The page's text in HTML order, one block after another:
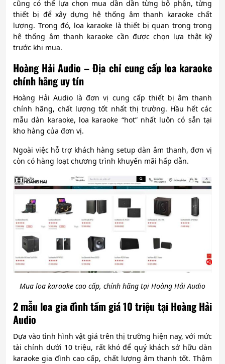
cũng có thể lựa chọn mua dần dần từng bộ phận, từng
thiết bị để xây dựng hệ thống âm thanh karaoke chất
lượng. Trong đó, loa karaoke là thiết bị quan trọng trong
hệ thống âm thanh karaoke cần được chọn lựa thật kỹ
trước khi mua.
Hoàng Hải Audio – Địa chỉ cung cấp loa karaoke
chính hãng uy tín
Hoàng Hải Audio là đơn vị cung cấp thiết bị âm thanh
chính hãng, chất lượng tốt nhất thị trường. Hầu hết các
mẫu dàn karaoke, loa karaoke “hot” nhất luôn có sẵn tại
kho hàng của đơn vị.
Ngoài việc hỗ trợ khách hàng setup dàn âm thanh, đơn vị
còn có hàng loạt chương trình khuyến mãi hấp dẫn.
Mua loa karaoke cao cấp, chính hãng tại Hoàng Hải Audio
2 mẫu loa gia đình tầm giá 10 triệu tại Hoàng Hải
Audio
Dựa vào tình hình vật giá trên thị trường hiện nay, với mức
tài chính dưới 10 triệu, rất khó để quý khách sở hữu dàn
karaoke gia đình cao cấp, chất lượng âm thanh tốt. Thậm